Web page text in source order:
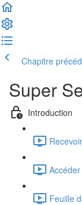
Chapitre
Super
Introduction
Feuille